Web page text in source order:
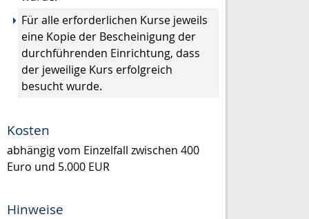
Für alle erforderlichen Kurse jeweils
eine Kopie der Bescheinigung der
durchführenden Einrichtung, dass
der jeweilige Kurs erfolgreich
besucht wurde.
Kosten
abhängig vom Einzelfall zwischen 400
Euro und 5.000 EUR
Hinweise